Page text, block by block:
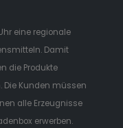
eine regionale
Damit
die Produkte
Die Kunden müssen
alle Erzeugnisse
erwerben.